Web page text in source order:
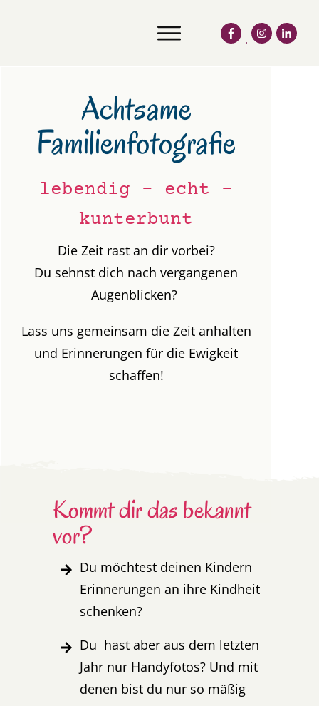
Achtsame
Familienfotografie
lebendig - echt -
kunterbunt
Die Zeit rast an dir vorbei?
Du sehnst dich nach vergangenen
Augenblicken?
Lass uns gemeinsam die Zeit anhalten
und Erinnerungen für die Ewigkeit
schaffen!
Kommt dir das bekannt
vor?
Du möchtest deinen Kindern
Erinnerungen an ihre Kindheit
schenken?
Du hast aber aus dem letzten
Jahr nur Handyfotos? Und mit
denen bist du nur so mäßig